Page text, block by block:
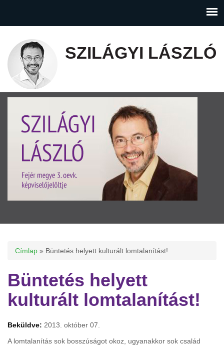
SZILÁGYI LÁSZLÓ
Jelenlegi hely
Címlap » Büntetés helyett kulturált lomtalanítást!
Büntetés helyett
kulturált lomtalanítást!
Beküldve: 2013. október 07.
A lomtalanítás sok bosszúságot okoz, ugyanakkor sok család